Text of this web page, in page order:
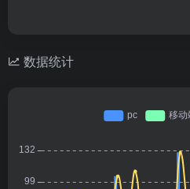
数据统计